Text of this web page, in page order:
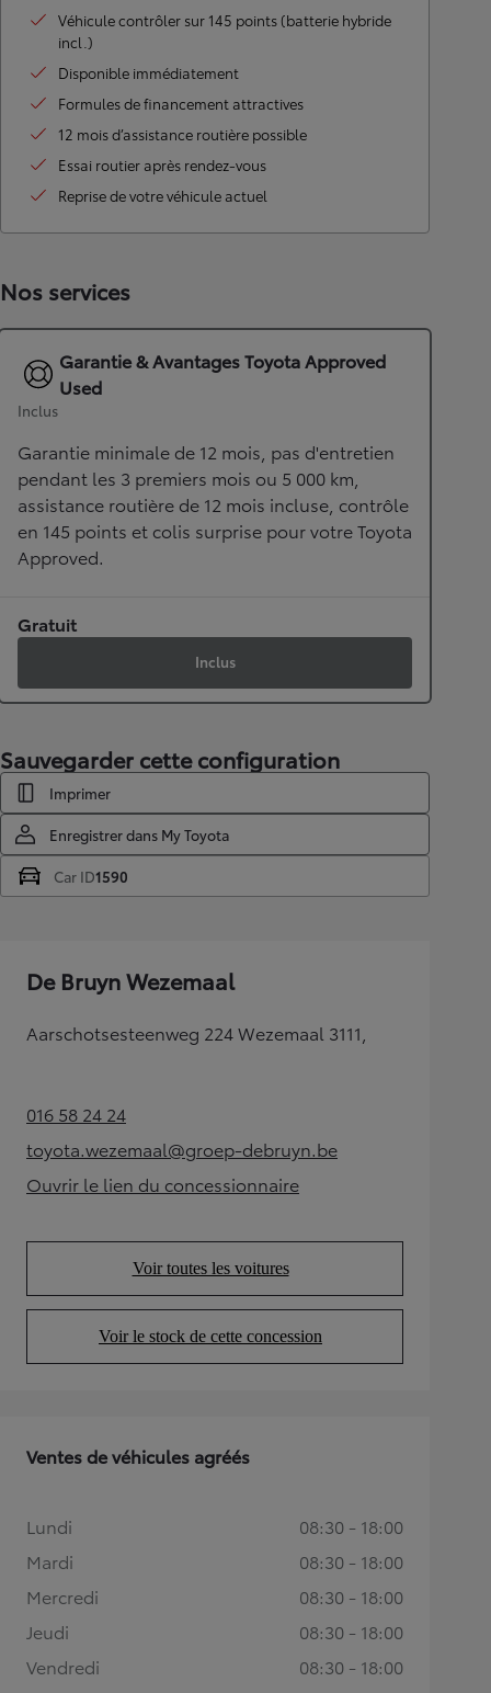
Véhicule contrôler sur 145 points (batterie hybride
incl.)
Disponible immédiatement
Formules de financement attractives
12 mois d’assistance routière possible
Essai routier après rendez-vous
Reprise de votre véhicule actuel
Nos services
Garantie & Avantages Toyota Approved
Used
Inclus
Garantie minimale de 12 mois, pas d'entretien
pendant les 3 premiers mois ou 5 000 km,
assistance routière de 12 mois incluse, contrôle
en 145 points et colis surprise pour votre Toyota
Approved.
Gratuit
Inclus
Sauvegarder cette configuration
Imprimer
Enregistrer dans My Toyota
Car ID1590
De Bruyn Wezemaal
Aarschotsesteenweg 224 Wezemaal 3111,
016 58 24 24(Opens in new tab)
toyota.wezemaal@groep-debruyn.be
(Opens in new tab)
Ouvrir le lien du concessionnaire
(Opens in new tab)
Voir toutes les voitures
(Opens in new tab)
Voir le stock de cette concession
(Opens in new tab)
Ventes de véhicules agréés
Lundi
08:30 - 18:00
Mardi
08:30 - 18:00
Mercredi
08:30 - 18:00
Jeudi
08:30 - 18:00
Vendredi
08:30 - 18:00